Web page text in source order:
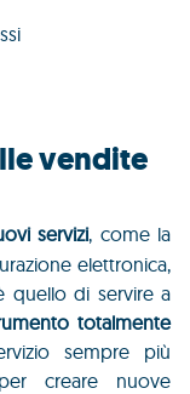
vendite
servizi, come la
elettronica,
quello di servire a
totalmente
sempre più
creare nuove